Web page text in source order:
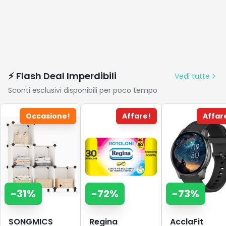
⚡ Flash Deal Imperdibili
Vedi tutte
Sconti esclusivi disponibili per poco tempo
Occasione!
-31%
SONGMICS
Affare!
-72%
Regina
-73%
AcclaFit